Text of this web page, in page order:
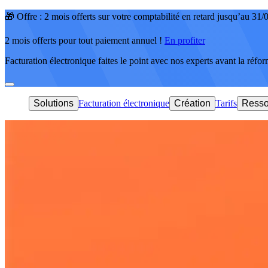
🎁 Offre : 2 mois offerts sur votre comptabilité en retard jusqu’au 31/
2 mois offerts pour tout paiement annuel ! En profiter
Facturation électronique faites le point avec nos experts avant la
Solutions Facturation électronique Création Tarifs